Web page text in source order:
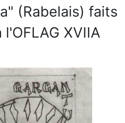
(Rabelais) faits
XVIIA